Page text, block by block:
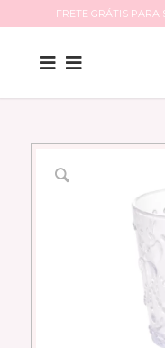
FRETE GRÁTIS PARA